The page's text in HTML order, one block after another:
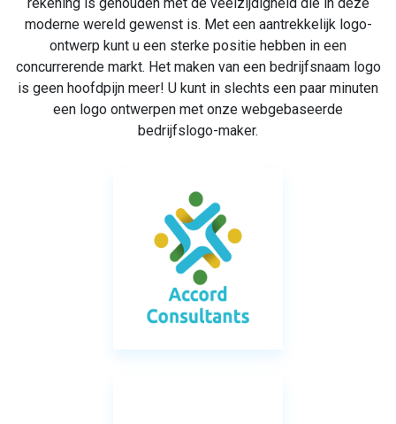
moderne wereld gewenst is. Met een aantrekkelijk logo-
ontwerp kunt u een sterke positie hebben in een
concurrerende markt. Het maken van een bedrijfsnaam logo
is geen hoofdpijn meer! U kunt in slechts een paar minuten
een logo ontwerpen met onze webgebaseerde
bedrijfslogo-maker.